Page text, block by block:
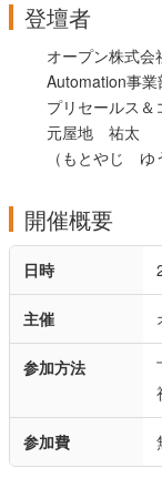
登壇者
オープン株式会
Automation事
プリセールス＆
元屋地 祐太
（もとやじ ゆ
開催概要
日時
主催
参加方法
参加費